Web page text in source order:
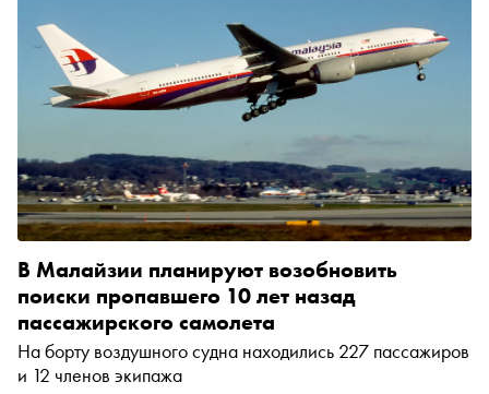
В Малайзии планируют возобновить
поиски пропавшего 10 лет назад
пассажирского самолета
На борту воздушного судна находились 227 пассажиров
и 12 членов экипажа